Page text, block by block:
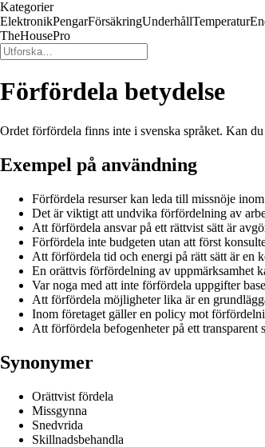
Kategorier
ElektronikPengarFörsäkringUnderhållTemperatur
TheHousePro
Förfördela betydelse
Ordet förfördela finns inte i svenska språket. Kan
Exempel på användning
Förfördela resurser kan leda till missnöje
Det är viktigt att undvika förfördelning av
Att förfördela ansvar på ett rättvist sätt är
Förfördela inte budgeten utan att först
Att förfördela tid och energi på rätt sätt är en
En orättvis förfördelning av uppmärksamhet
Var noga med att inte förfördela uppgifter
Att förfördela möjligheter lika är en
Inom företaget gäller en policy mot
Att förfördela befogenheter på ett
Synonymer
Orättvist fördela
Missgynna
Snedvrida
Skillnadsbehandla